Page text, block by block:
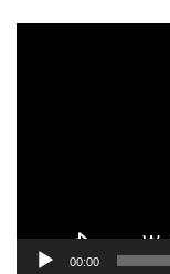
00:00